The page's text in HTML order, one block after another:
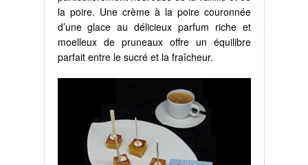
la poire. Une crème à la poire couronnée
d’une glace au délicieux parfum riche et
moelleux de pruneaux offre un équilibre
parfait entre le sucré et la fraîcheur.